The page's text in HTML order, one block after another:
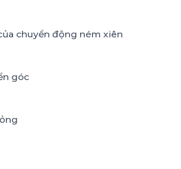
chuyển động ném xiên
góc